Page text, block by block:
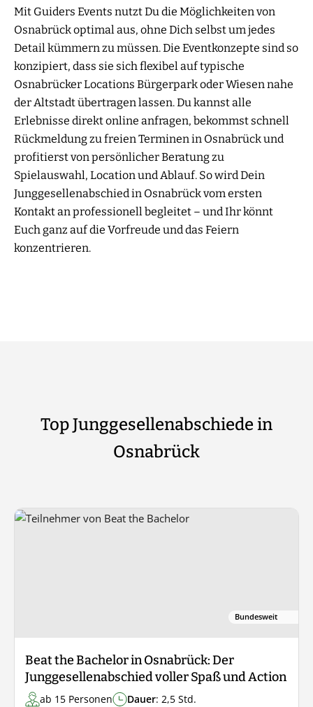
Mit Guiders Events nutzt Du die Möglichkeiten von
Osnabrück optimal aus, ohne Dich selbst um jedes
Detail kümmern zu müssen. Die Eventkonzepte sind so
konzipiert, dass sie sich flexibel auf typische
Osnabrücker Locations Bürgerpark oder Wiesen nahe
der Altstadt übertragen lassen. Du kannst alle
Erlebnisse direkt online anfragen, bekommst schnell
Rückmeldung zu freien Terminen in Osnabrück und
profitierst von persönlicher Beratung zu
Spielauswahl, Location und Ablauf. So wird Dein
Junggesellenabschied in Osnabrück vom ersten
Kontakt an professionell begleitet – und Ihr könnt
Euch ganz auf die Vorfreude und das Feiern
konzentrieren.
Top Junggesellenabschiede in
Osnabrück
Bundesweit
Beat the Bachelor in Osnabrück: Der
Junggesellenabschied voller Spaß und Action
ab 15 Personen Dauer: 2,5 Std.